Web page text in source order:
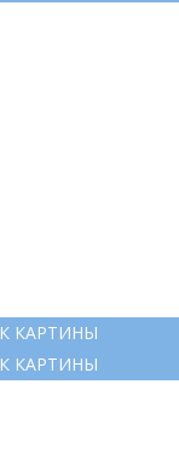
КАРТИНЫ
КАРТИНЫ